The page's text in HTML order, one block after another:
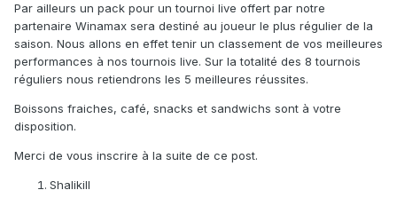
Par ailleurs un pack pour un tournoi live offert par notre
partenaire Winamax sera destiné au joueur le plus régulier de la
saison. Nous allons en effet tenir un classement de vos meilleures
performances à nos tournois live. Sur la totalité des 8 tournois
réguliers nous retiendrons les 5 meilleures réussites.
Boissons fraiches, café, snacks et sandwichs sont à votre
disposition.
Merci de vous inscrire à la suite de ce post.
Shalikill